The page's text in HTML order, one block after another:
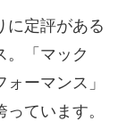
に定評がある
。「マック
ーマンス」
ています。